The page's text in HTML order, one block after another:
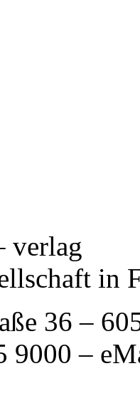
verlag
in
36 –
9000 –